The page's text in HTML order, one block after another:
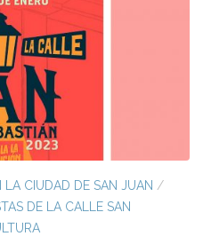
LA CIUDAD DE SAN JUAN /
DE LA CALLE SAN